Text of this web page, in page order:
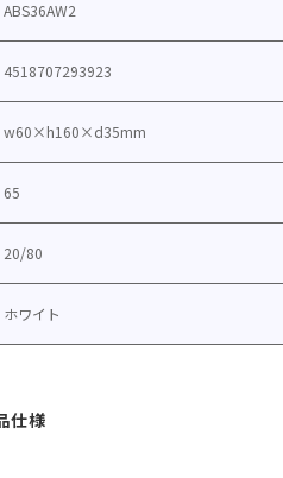
ABS36AW2
4518707293923
w60×h160×d35mm
65
20/80
ホワイト